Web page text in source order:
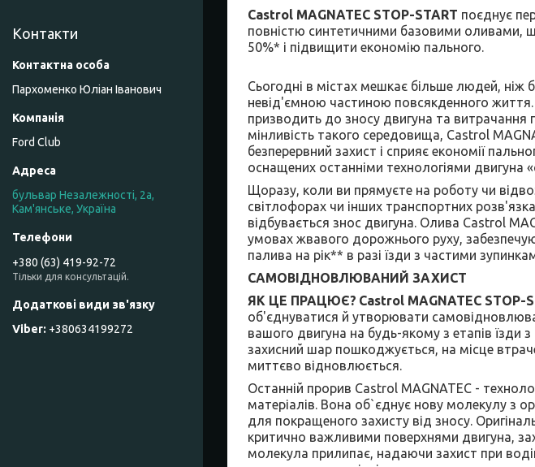
Castrol MAGNATEC STOP-START поєднує
повністю синтетичними базовими оливами,
50%* і підвищити економію пального.
Сьогодні в містах мешкає більше людей,
невід'ємною частиною повсякденного життя.
призводить до зносу двигуна та
мінливість такого середовища, Castrol
безперервний захист і сприяє економії
оснащених останніми технологіями двигуна
Щоразу, коли ви прямуєте на роботу чи
світлофорах чи інших транспортних
відбувається знос двигуна. Олива Castrol
умовах жвавого дорожнього руху,
палива на рік** в разі їзди з частими
САМОВІДНОВЛЮВАНИЙ ЗАХИСТ
ЯК ЦЕ ПРАЦЮЄ? Castrol MAGNATEC STOP-
об'єднуватися й утворювати
вашого двигуна на будь-якому з етапів їзди
захисний шар пошкоджується, на місце
миттєво відновлюється.
Останній прорив Castrol MAGNATEC -
матеріалів. Вона об`єднує нову молекулу з
для покращеного захисту від зносу.
критично важливими поверхнями двигуна,
молекула прилипає, надаючи захист при
Контакти
Пархоменко Юліан Іванович
Ford Club
бульвар Незалежності, 2а,
Кам'янське, Україна
+380 (63) 419-92-72
Тільки для консультацій.
+380634199272